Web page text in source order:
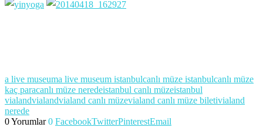
a live museuma live museum istanbulcanlı müze istanbulcanlı müze
kaç paracanlı müze neredeistanbul canlı müzeistanbul
vialandvialandvialand canlı müzevialand canlı müze biletivialand
nerede
0 Yorumlar 0 FacebookTwitterPinterestEmail